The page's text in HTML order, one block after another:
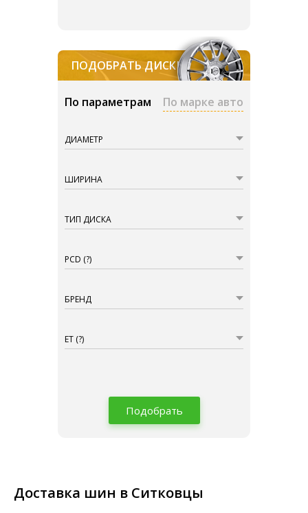
ПОДОБРАТЬ ДИСКИ
По параметрам По марке авто
ДИАМЕТР
ШИРИНА
ТИП ДИСКА
PCD (?)
БРЕНД
ET (?)
Подобрать
Доставка шин в Ситковцы